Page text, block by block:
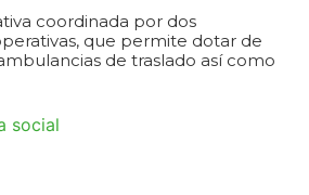
coordinada por dos
que permite dotar de
de traslado así como
social